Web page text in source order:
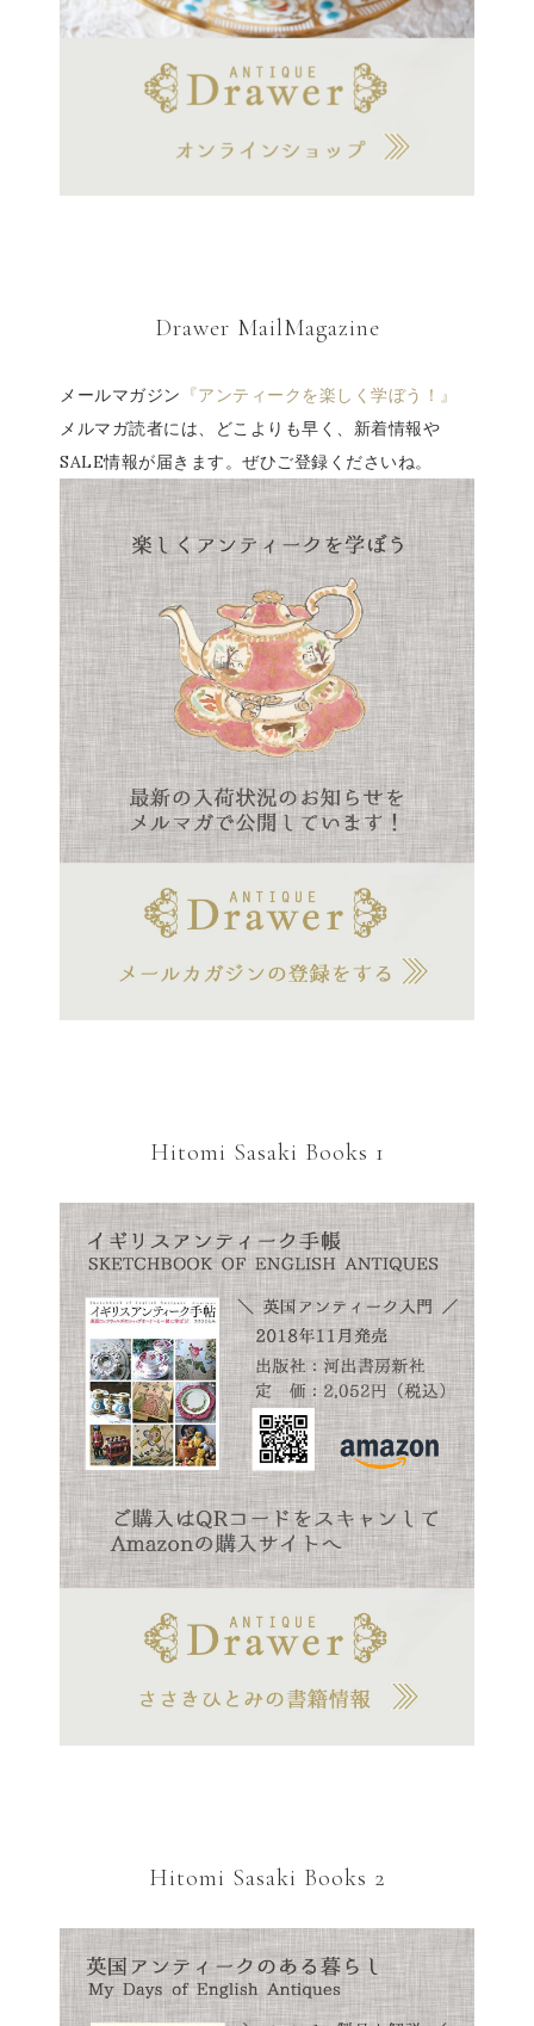
Drawer MailMagazine
メールマガジン 『アンティークを楽しく学ぼう！』
メルマガ読者には、どこよりも早く、新着情報や
SALE情報が届きます。ぜひご登録くださいね。
Hitomi Sasaki Books 1
Hitomi Sasaki Books 2